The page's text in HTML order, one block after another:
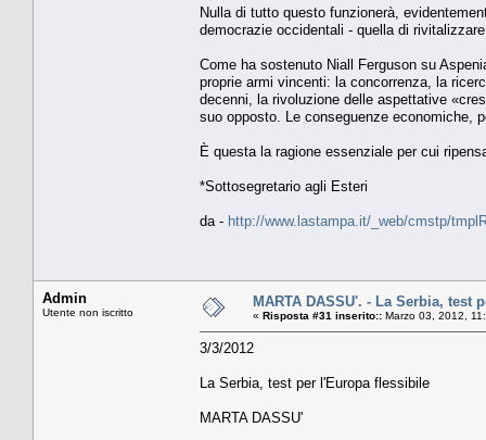
Nulla di tutto questo funzionerà,
democrazie occidentali - quella di
Come ha sostenuto Niall Ferguson su
proprie armi vincenti: la concorrenza, la
decenni, la rivoluzione delle aspettative
suo opposto. Le conseguenze economiche,
È questa la ragione essenziale per cui
*Sottosegretario agli Esteri
da - http://www.lastampa.it/_web/cmstp/
Admin
Utente non iscritto
MARTA DASSU'. - La Serbia, test
« Risposta #31 inserito:: Marzo 03, 2012,
3/3/2012
La Serbia, test per l'Europa flessibile
MARTA DASSU'